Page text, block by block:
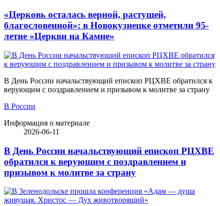
«Церковь осталась верной, растущей,
благословенной»: в Новокузнецке отметили 95-
летие «Церкви на Камне»
В День России начальствующий епископ РЦХВЕ обратился к
верующим с поздравлением и призывом к молитве за страну
В России
Информация о материале
2026-06-11
В День России начальствующий епископ РЦХВЕ
обратился к верующим с поздравлением и
призывом к молитве за страну